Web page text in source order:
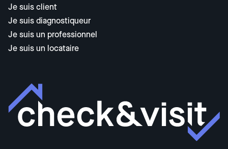
Je suis client
Je suis diagnostiqueur
Je suis un professionnel
Je suis un locataire